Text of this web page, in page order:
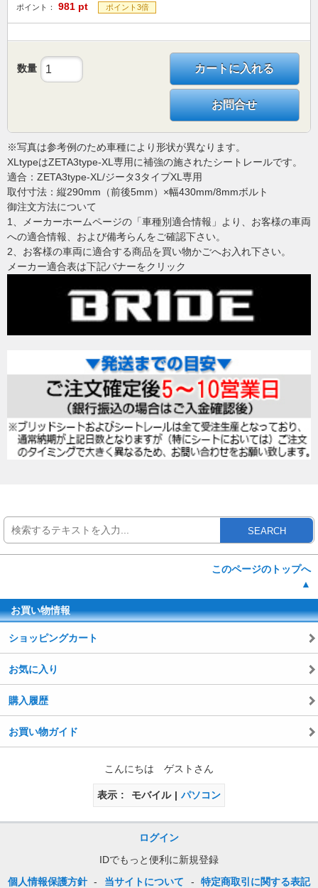
ポイント：
981 pt ポイント3倍
数量 カートに入れる
お問合せ
※写真は参考例のため車種により形状が異なります。
XLtypeはZETA3type-XL専用に補強の施されたシートレールです。
適合：ZETA3type-XL/ジータ3タイプXL専用
取付寸法：縦290mm（前後5mm）×幅430mm/8mmボルト
御注文方法について
1、メーカーホームページの「車種別適合情報」より、お客様の車両
への適合情報、および備考らんをご確認下さい。
2、お客様の車両に適合する商品を買い物かごへお入れ下さい。
メーカー適合表は下記バナーをクリック
SEARCH
このページのトップへ
▲
お買い物情報
ショッピングカート
お気に入り
購入履歴
お買い物ガイド
こんにちは ゲストさん
表示 モバイル パソコン
ログイン
IDでもっと便利に新規登録
個人情報保護方針 - 当サイトについて - 特定商取引に関する表記